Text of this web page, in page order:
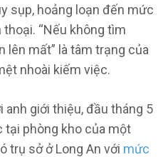
sụp, hoảng loạn đến mức
“Nếu không tìm
mất” là tâm trạng của
nhoài kiếm việc.
anh giới thiệu, đầu tháng 5
tại phòng kho của một
trụ sở ở Long An với mức